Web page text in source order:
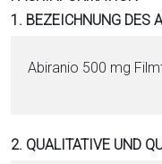
1. BEZEICHNUNG DES
Abiranio 500 mg
2. QUALITATIVE UND